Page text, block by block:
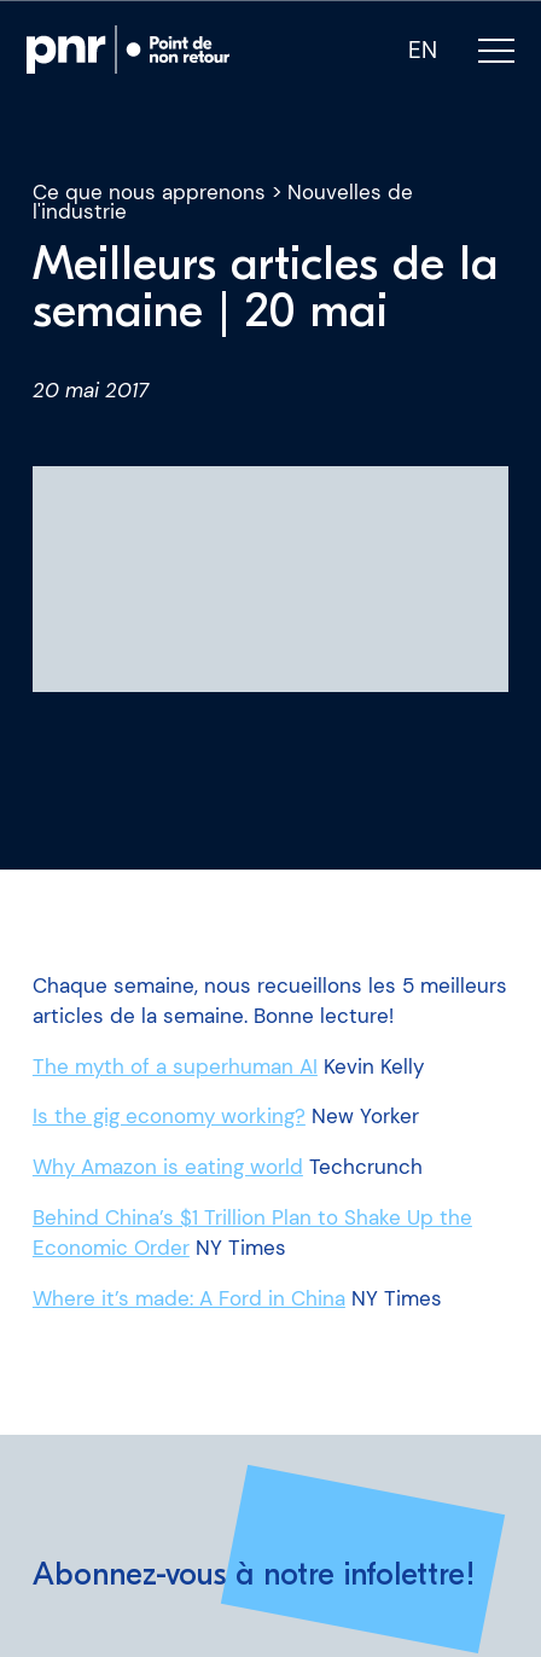
EN
Notre expertise
Qui sommes-nous
Ce que nous apprenons > Nouvelles de
l'industrie
Meilleurs articles de la
semaine | 20 mai
20 mai 2017
Chaque semaine, nous recueillons les 5 meilleurs
articles de la semaine. Bonne lecture!
The myth of a superhuman AI Kevin Kelly
Is the gig economy working? New Yorker
Why Amazon is eating world Techcrunch
Behind China’s $1 Trillion Plan to Shake Up the
Economic OrderNY Times
Where it’s made: A Ford in ChinaNY Times
Abonnez-vous à notre infolettre!